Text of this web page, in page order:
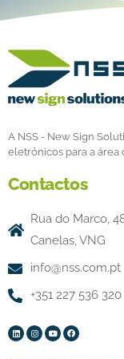
A NSS - New Sign
eletrónicos para a área
Contactos
Rua do Marco,
Canelas, VNG
info@nss.com.pt
+351 227 536 320